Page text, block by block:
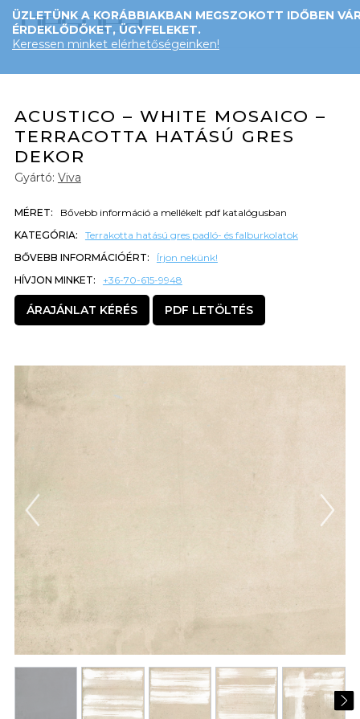
ÜZLETÜNK A KORÁBBIAKBAN MEGSZOKOTT IDŐBEN
ÉRDEKLŐDŐKET, ÜGYFELEKET.
Keressen minket elérhetőségeinken!
ACUSTICO – WHITE MOSAICO –
TERRACOTTA HATÁSÚ GRES
DEKOR
Gyártó: Viva
MÉRET:
Bővebb információ a mellékelt pdf katalógusban
KATEGÓRIA:
Terrakotta hatású gres padló- és falburkolatok
BŐVEBB INFORMÁCIÓÉRT:
Írjon nekünk!
HÍVJON MINKET:
+36-70-615-9948
ÁRAJÁNLAT KÉRÉS PDF LETÖLTÉS